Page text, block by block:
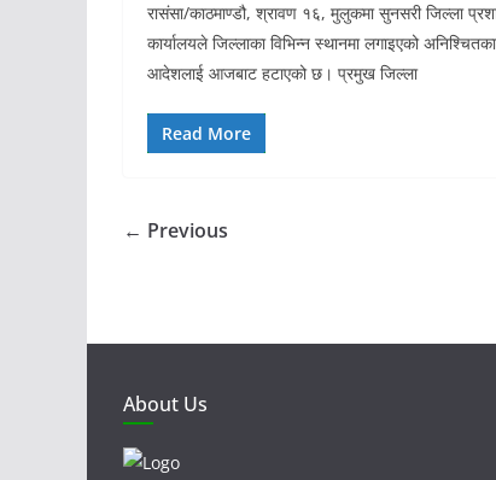
रासंसा/काठमाण्डौ, श्रावण १६, मुलुकमा सुनसरी जिल्ला
कार्यालयले जिल्लाका विभिन्न स्थानमा लगाइएको
आदेशलाई आजबाट हटाएको छ। प्रमुख जिल्ला
Read More
← Previous
About Us